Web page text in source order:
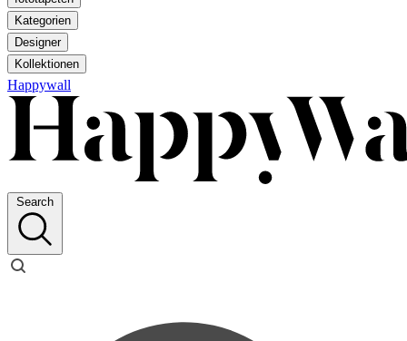
Kategorien
Designer
Kollektionen
Happywall
Search